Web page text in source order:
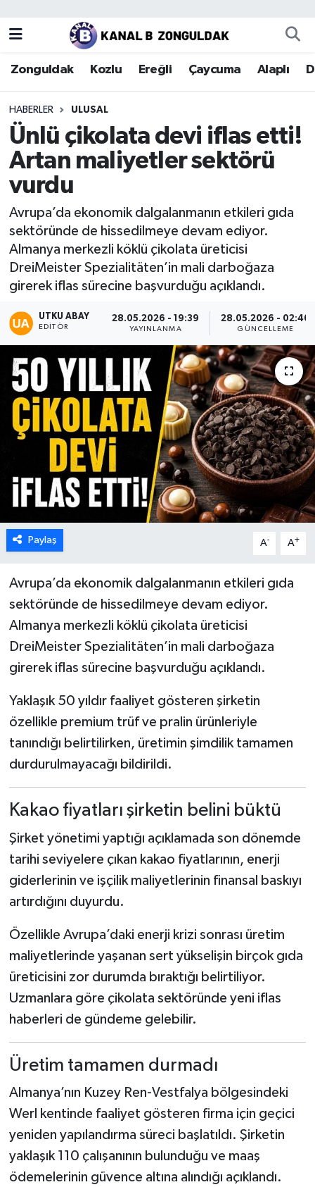
Zonguldak Kozlu Ereğli Çaycuma Alaplı
HABERLER ULUSAL
Ünlü çikolata devi iflas etti!
Artan maliyetler sektörü
vurdu
Avrupa’da ekonomik dalgalanmanın etkileri gıda
sektöründe de hissedilmeye devam ediyor.
Almanya merkezli köklü çikolata üreticisi
DreiMeister Spezialitäten’in mali darboğaza
girerek iflas sürecine başvurduğu açıklandı.
UTKU ABAY
EDITÖR
28.05.2026 - 19:39
YAYINLANMA
28.05.2026 - 02:40
GÜNCELLEME
Paylaş A- A+
Avrupa’da ekonomik dalgalanmanın etkileri gıda
sektöründe de hissedilmeye devam ediyor.
Almanya merkezli köklü çikolata üreticisi
DreiMeister Spezialitäten’in mali darboğaza
girerek iflas sürecine başvurduğu açıklandı.
Yaklaşık 50 yıldır faaliyet gösteren şirketin
özellikle premium trüf ve pralin ürünleriyle
tanındığı belirtilirken, üretimin şimdilik tamamen
durdurulmayacağı bildirildi.
Kakao fiyatları şirketin belini büktü
Şirket yönetimi yaptığı açıklamada son dönemde
tarihi seviyelere çıkan kakao fiyatlarının, enerji
giderlerinin ve işçilik maliyetlerinin finansal baskıyı
artırdığını duyurdu.
Özellikle Avrupa’daki enerji krizi sonrası üretim
maliyetlerinde yaşanan sert yükselişin birçok gıda
üreticisini zor durumda bıraktığı belirtiliyor.
Uzmanlara göre çikolata sektöründe yeni iflas
haberleri de gündeme gelebilir.
Üretim tamamen durmadı
Almanya’nın Kuzey Ren-Vestfalya bölgesindeki
Werl kentinde faaliyet gösteren firma için geçici
yeniden yapılandırma süreci başlatıldı. Şirketin
yaklaşık 110 çalışanının bulunduğu ve maaş
ödemelerinin güvence altına alındığı açıklandı.
Zonguldak
Kozlu
Ereğli
Çaycuma
Alaplı
Devrek
Gökçebey
Spor
Ulusal
Zonguldak Nöbetçi Eczaneler
Zonguldak Hava Durumu
Zonguldak Trafik Yoğunluk Haritası
Puan Durumu ve Fikstür
Tüm Manşetler
Son Dakika Haberleri
Haber Arşivi